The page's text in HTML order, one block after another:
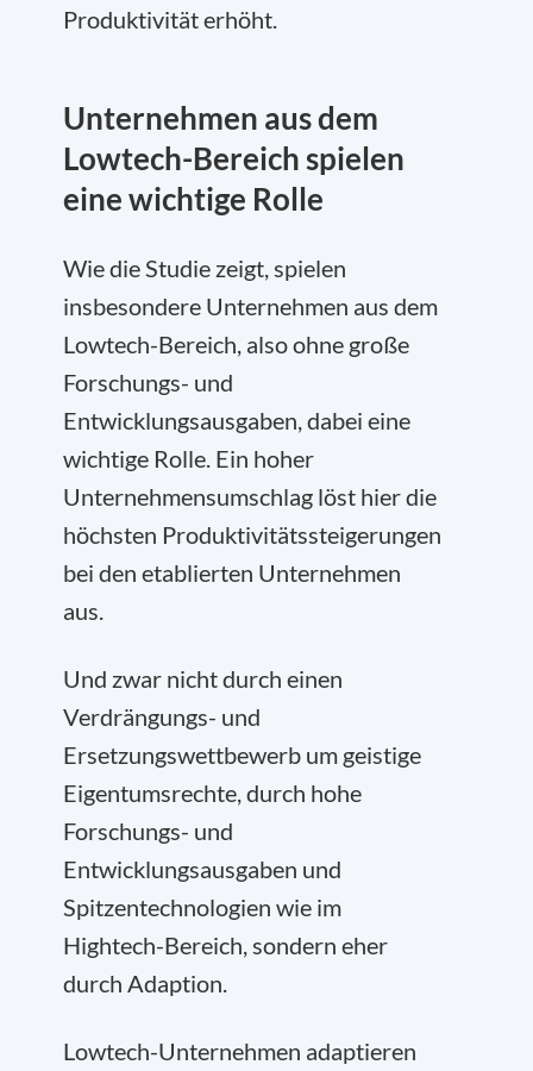
Produktivität erhöht.
Unternehmen aus dem
Lowtech-Bereich spielen
eine wichtige Rolle
Wie die Studie zeigt, spielen
insbesondere Unternehmen aus dem
Lowtech-Bereich, also ohne große
Forschungs- und
Entwicklungsausgaben, dabei eine
wichtige Rolle. Ein hoher
Unternehmensumschlag löst hier die
höchsten Produktivitätssteigerungen
bei den etablierten Unternehmen
aus.
Und zwar nicht durch einen
Verdrängungs- und
Ersetzungswettbewerb um geistige
Eigentumsrechte, durch hohe
Forschungs- und
Entwicklungsausgaben und
Spitzentechnologien wie im
Hightech-Bereich, sondern eher
durch Adaption.
Lowtech-Unternehmen adaptieren